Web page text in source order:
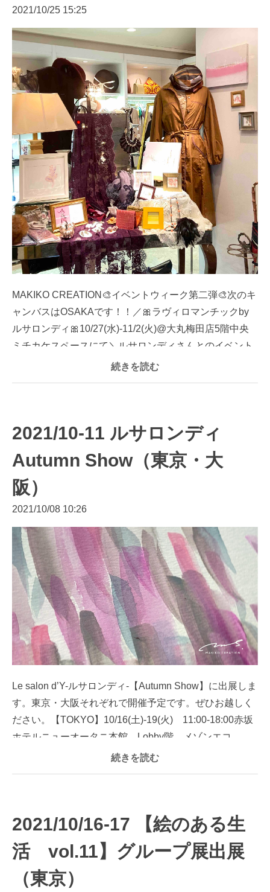
2021/10/25 15:25
MAKIKO CREATION🎨イベントウィーク第二弾🎨次のキ
ャンバスはOSAKAです！！／🎀ラヴィロマンチックby
ルサロンディ🎀10/27(水)-11/2(火)@大丸梅田店5階中央
ミチカケスペースにて＼ルサロンディさんとのイベント
続きを読む
2021/10-11 ルサロンディ
Autumn Show（東京・大
阪）
2021/10/08 10:26
Le salon d’Y-ルサロンディ-【Autumn Show】に出展しま
す。東京・大阪それぞれで開催予定です。ぜひお越しく
ださい。【TOKYO】10/16(土)-19(火) 11:00-18:00赤坂
ホテルニューオータニ本館 Lobby階 メゾンエコ...
続きを読む
2021/10/16-17 【絵のある生
活 vol.11】グループ展出展
（東京）